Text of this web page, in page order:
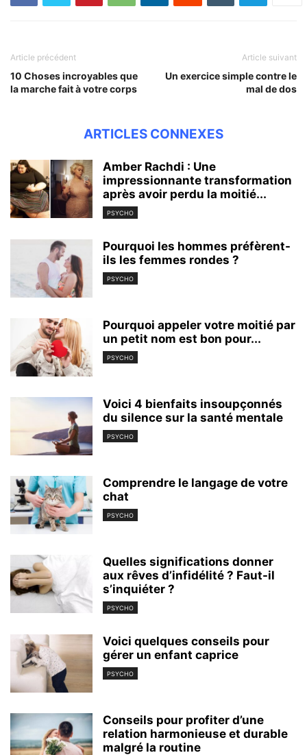
Article précédent
10 Choses incroyables que
la marche fait à votre corps
Article suivant
Un exercice simple contre le
mal de dos
ARTICLES CONNEXES
Amber Rachdi : Une
impressionnante transformation
après avoir perdu la moitié...
PSYCHO
Pourquoi les hommes préfèrent-
ils les femmes rondes ?
PSYCHO
Pourquoi appeler votre moitié par
un petit nom est bon pour...
PSYCHO
Voici 4 bienfaits insoupçonnés
du silence sur la santé mentale
PSYCHO
Comprendre le langage de votre
chat
PSYCHO
Quelles significations donner
aux rêves d’infidélité ? Faut-il
s’inquiéter ?
PSYCHO
Voici quelques conseils pour
gérer un enfant caprice
PSYCHO
Conseils pour profiter d’une
relation harmonieuse et durable
malgré la routine